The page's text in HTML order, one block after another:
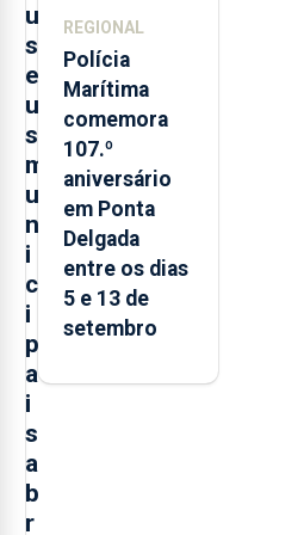
u
s
e
u
s
m
u
n
i
c
i
p
a
i
s
a
b
r
REGIONAL
Polícia
Marítima
comemora
107.º
aniversário
em Ponta
Delgada
entre os dias
5 e 13 de
setembro